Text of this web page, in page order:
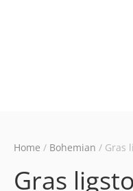
Home / Bohemian / Gras
Gras